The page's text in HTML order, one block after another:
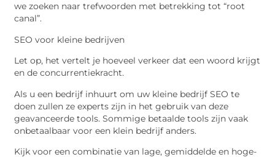
we zoeken naar trefwoorden met betrekking tot “root
canal”.
SEO voor kleine bedrijven
Let op, het vertelt je hoeveel verkeer dat een woord krijgt
en de concurrentiekracht.
Als u een bedrijf inhuurt om uw kleine bedrijf SEO te
doen zullen ze experts zijn in het gebruik van deze
geavanceerde tools. Sommige betaalde tools zijn vaak
onbetaalbaar voor een klein bedrijf anders.
Kijk voor een combinatie van lage, gemiddelde en hoge-